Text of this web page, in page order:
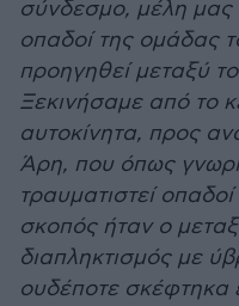
σύνδεσμο, μέλη
οπαδοί της ομάδας
προηγηθεί μεταξύ
Ξεκινήσαμε από το
αυτοκίνητα, προς
Άρη, που όπως
τραυματιστεί
σκοπός ήταν ο
διαπληκτισμός με
ουδέποτε σκέφτηκα